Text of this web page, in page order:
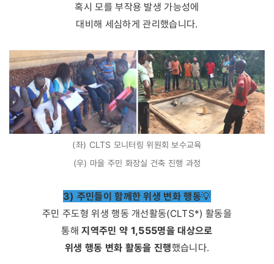
혹시 모를 부작용 발생 가능성에
대비해 세심하게 관리했습니다.
(좌) CLTS 모니터링 위원회 보수교육
(우) 마을 주민 화장실 건축 진행 과정
3) 주민들이 함께한 위생 변화 행동💡
주민 주도형 위생 행동 개선활동(CLTS*) 활동을
통해지역주민 약 1,555명을 대상으로
위생 행동 변화 활동을 진행했습니다.